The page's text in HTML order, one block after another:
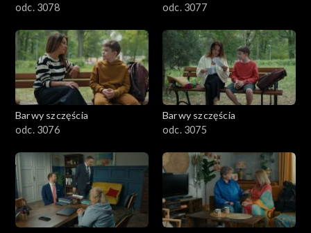
odc. 3078
odc. 3077
Barwy szczęścia
odc. 3076
Barwy szczęścia
odc. 3075